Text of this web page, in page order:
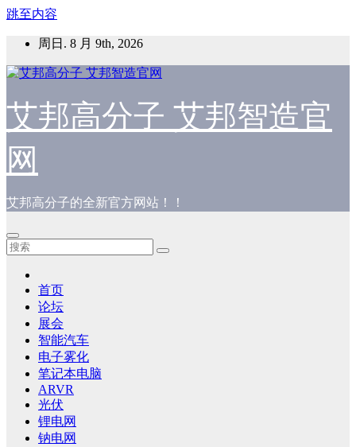
跳至内容
周日. 8 月 9th, 2026
艾邦高分子 艾邦智造官
网
艾邦高分子的全新官方网站！！
首页
论坛
展会
智能汽车
电子雾化
笔记本电脑
ARVR
光伏
锂电网
钠电网